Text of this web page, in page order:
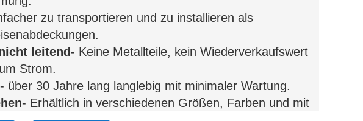
zu transportieren und zu installieren als
leitend - Keine Metallteile, kein Wiederverkaufswert
Strom.
- über 30 Jahre lang langlebig mit minimaler Wartung.
- Erhältlich in verschiedenen Größen, Farben und mit